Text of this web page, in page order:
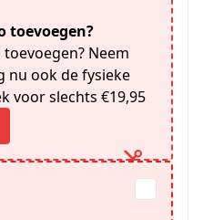
toevoegen?
Neem
nu ook de fysieke
voor slechts €19,95